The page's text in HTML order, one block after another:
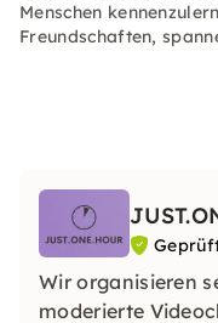
Menschen
Freundschaften,
Wir organisieren
moderierte